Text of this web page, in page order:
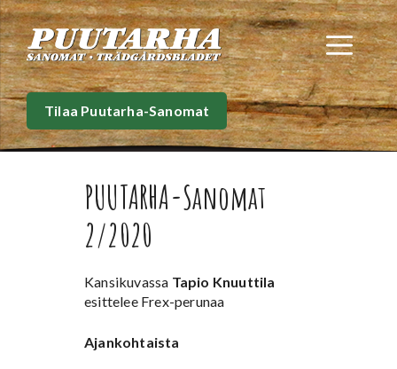
Siirry
sisältöön
Tilaa Puutarha-Sanomat
PUUTARHA-Sanomat
2/2020
Kansikuvassa Tapio Knuuttila
esittelee Frex-perunaa
Ajankohtaista